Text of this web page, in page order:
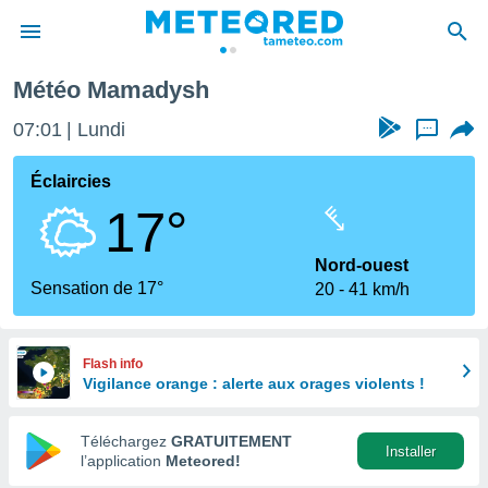
de
Météo Mamadysh
07:01 Lundi ...
Éclaircies
17°
Sensation de 17°
Nord-ouest
20
41 km/h
Flash info
Vigilance orange : alerte aux orages violents !
Téléchargez GRATUITEMENT
l’application Meteored!
Installer